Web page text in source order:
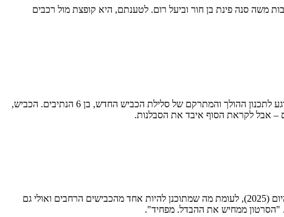
באזור הכיכר הגדולה על הרחובות משה סנה פינת בן חור וביעל רום. לטענתם, היא קופצת מול רכבים
כ-100 תושבים, בעיקר משכונות אם המושבות החדשה והותיקה, הגיעו אמש לאודיטוריום של חטיבת הביניים "אחד העם", לשיח עם ראש העיר, בנוגע לתכנון ההולך והמתרקם של סלילת הכביש החדש, בן 6 הנתיבים. הכביש,
– אבל לקראת הסוף איבד את הסבלנות.
שיחת היום בעיר, תופסת היום טוויסט מיוחד, עם סרטון ויראלי שהגיע אלינו מאחד מאנשי המחאה, שממחיש באמצעות בינה מלאכותית את המצב היום (2025), לעומת מה שמתוכנן להיות אחד מהכבישים הרחבים ואולי גם
"הסרטון ממחיש את ההבדל. מפחיד".